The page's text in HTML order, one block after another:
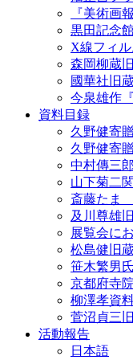
『美術画
黒田記念
X線フィ
森岡柳蔵
國華社旧
今泉雄作
資料目録
久野健寄
久野健寄
中村傳三
山下菊二
斎藤たま
及川尊雄
展覧会に
松島健旧
笹木繁男
京都府寺
柳澤孝資
菅沼貞三
活動報告
日本語